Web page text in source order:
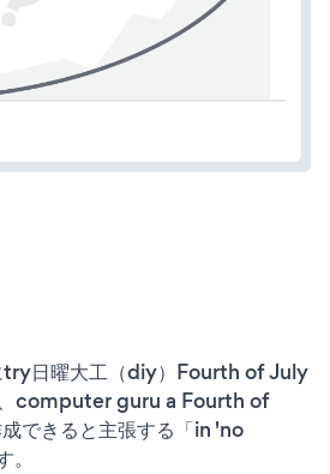
try日曜大工（diy）Fourth of July
computer guru a Fourth of
できると主張する「in 'no